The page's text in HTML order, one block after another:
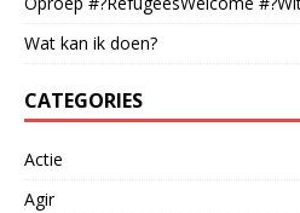
Wat kan ik doen?
CATEGORIES
Actie
Agir